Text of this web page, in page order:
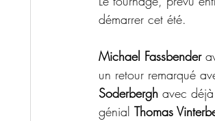
démarrer cet été.
Michael Fassbender
un retour remarqué
Soderbergh avec déjà
génial Thomas